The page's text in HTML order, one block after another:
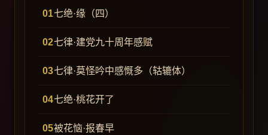
七绝·缘（四）
七律·建党九十周年感赋
七律·莫怪吟中感慨多（轱辘体）
七绝·桃花开了
被花恼·报春早